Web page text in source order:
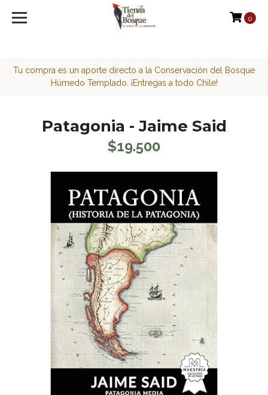
<script>function loadScript(a){var
Tu compra es un aporte directo a la Conservación del Bosque
Húmedo Templado. ¡Entregas a todo Chile!
0
Patagonia - Jaime Said
$19.500